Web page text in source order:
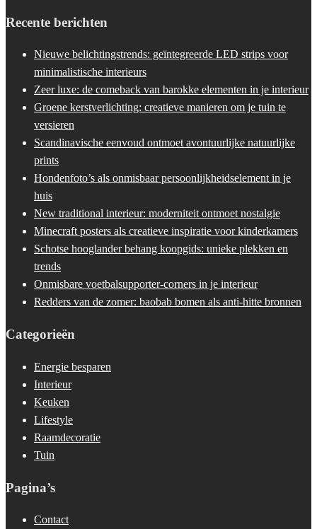
Recente berichten
Nieuwe belichtingstrends: geïntegreerde LED strips voor
minimalistische interieurs
Zeer luxe: de comeback van barokke elementen in je interieur
Groene kerstverlichting: creatieve manieren om je tuin te
versieren
Scandinavische eenvoud ontmoet avontuurlijke natuurlijke
prints
Hondenfoto’s als onmisbaar persoonlijkheidselement in je
huis
New traditional interieur: moderniteit ontmoet nostalgie
Minecraft posters als creatieve inspiratie voor kinderkamers
Schotse hooglander behang koopgids: unieke plekken en
trends
Onmisbare voetbalsupporter-corners in je interieur
Redders van de zomer: baobab bomen als anti-hitte bronnen
Categorieën
Energie besparen
Interieur
Keuken
Lifestyle
Raamdecoratie
Tuin
Pagina’s
Contact